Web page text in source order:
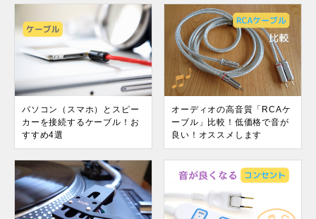
パソコン（スマホ）とスピー
カーを接続するケーブル！お
すすめ4選
オーディオの高音質「RCAケ
ーブル」比較！低価格で音が
良い！オススメします